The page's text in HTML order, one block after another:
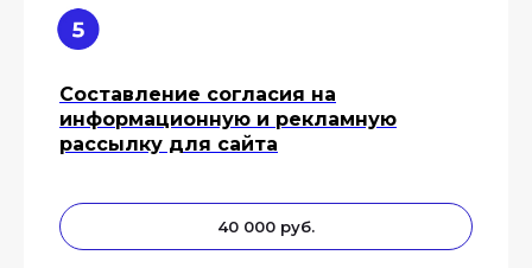
Составление согласия на
информационную и рекламную
рассылку для сайта
40 000 руб.